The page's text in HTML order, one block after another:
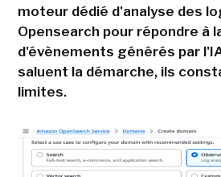
moteur dédié d'analyse des
Opensearch pour répondre à
d'évènements générés par
saluent la démarche, ils
limites.